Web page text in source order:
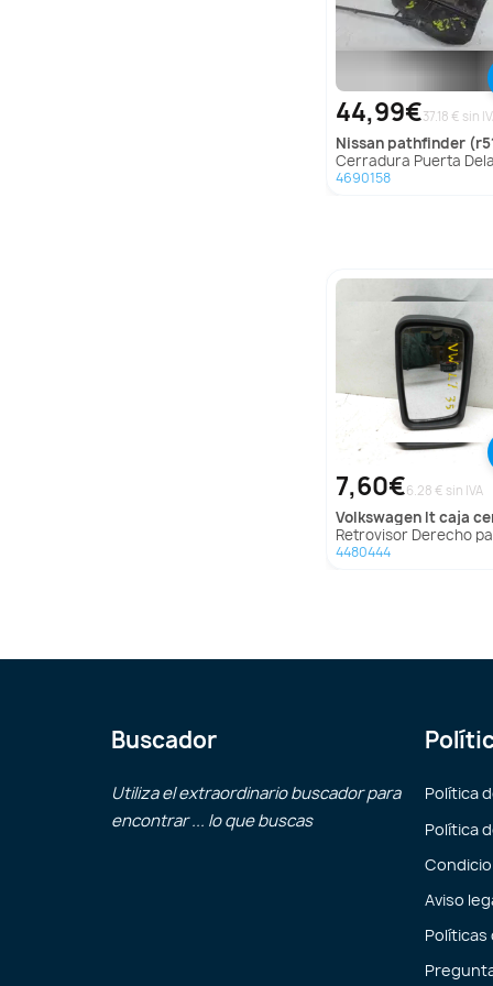
44,99€37.18 € sin
nissan pathfinder
Cerradura Puerta Delantera Derecha Para Nissan
4690158
7,60€6.28 € sin IVA
volkswagen lt caja cerrada /
Retrovisor Derecho para Volkswagen Lt Caja Cerrada
4480444
Buscador
Utiliza el extraordinario buscador para
encontrar ... lo que buscas
Política
Política
Aviso
Políticas